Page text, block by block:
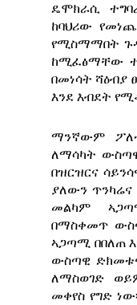
ዴሞክራሲ
ከባህሪው
የሚስማማበት
ከሚፈፅማቸው
በመነሳት ሻዕብያ
እንደ እብደት
ማንኛውም
ለማሳካት
በዝርዝርና
ያለውን
መልካም
በማስቀመጥ
ኣጋጣሚ በበለጠ
ውስጣዊ
ለማስወገድ
መቀየስ የግድ